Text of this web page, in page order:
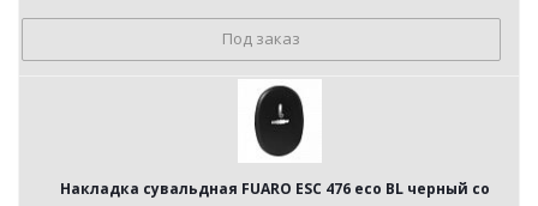
Под заказ
Накладка сувальдная FUARO ESC 476 eco BL черный со